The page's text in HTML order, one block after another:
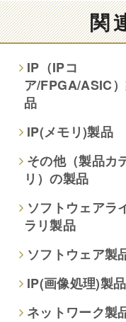
情報提供は任意です
項目によってはお問
ご回答できない場合
本人が容易に認識で
関
IP（IPコ
ア/FPGA/ASIC
品
IP(メモリ)製品
その他（製品カ
リ）の製品
ソフトウェアラ
ラリ製品
ソフトウェア製
IP(画像処理)製品
ネットワーク製